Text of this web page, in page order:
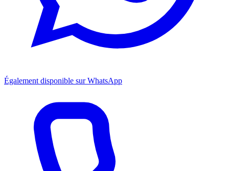
Également disponible sur WhatsApp